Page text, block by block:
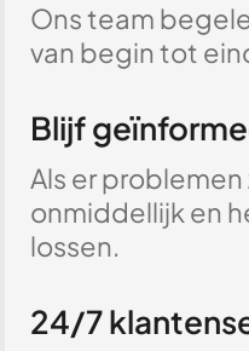
Ons team
van begin tot
Blijf
Als er
onmiddellijk en
lossen.
24/7